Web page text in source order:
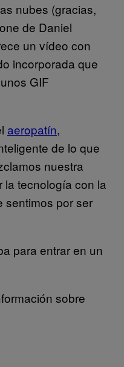
nubes (gracias,
de Daniel
un vídeo con
incorporada que
GIF
aeropatín,
de lo que
nuestra
la tecnología con la
sentimos por ser
para entrar en un
sobre